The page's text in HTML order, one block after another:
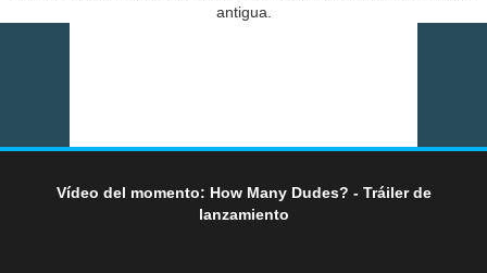
antigua.
Vídeo del momento: How Many Dudes? - Tráiler de
lanzamiento